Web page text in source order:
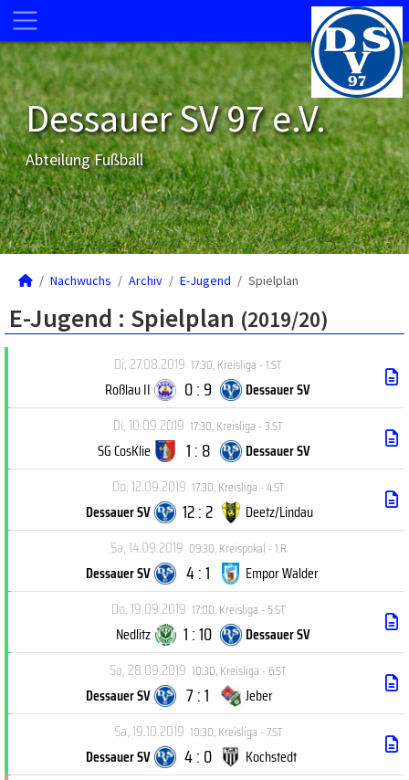
Dessauer SV 97 e.V.
Abteilung Fußball
Nachwuchs Archiv E-Jugend Spielplan
E-Jugend : Spielplan (2019/20)
Di, 27.08.2019 17:30,Kreisliga - 1.ST
Roßlau II 0 : 9
Dessauer SV
Di, 10.09.2019 17:30,Kreisliga - 3.ST
SG CosKlie 1 : 8
Dessauer SV
Do, 12.09.2019 17:30,Kreisliga - 4.ST
Dessauer SV 12 : 2
Deetz/Lindau
Sa, 14.09.2019 09:30,Kreispokal - 1.R
Dessauer SV 4 : 1
Empor Walder
Do, 19.09.2019 17:00,Kreisliga - 5.ST
Nedlitz 1 : 10
Dessauer SV
Sa, 28.09.2019 10:30,Kreisliga - 6.ST
Dessauer SV 7 : 1
Jeber
Sa, 19.10.2019 10:30,Kreisliga - 7.ST
Dessauer SV 4 : 0
Kochstedt